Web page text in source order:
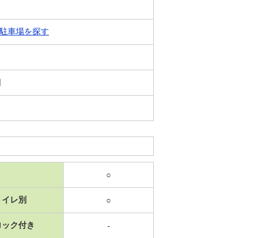
車場を探す
○
レ別 ○
ク付き -